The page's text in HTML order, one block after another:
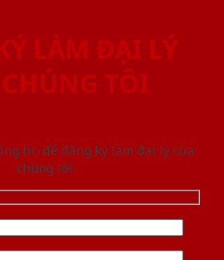
LÀM ĐẠI LÝ
TÔI
tin để đăng ký làm đại lý của
chúng tôi